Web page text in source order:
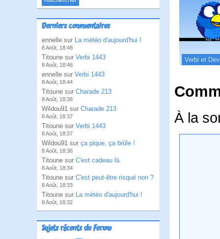
Derniers commentaires
ennelle sur La météo d'aujourd'hui !
8 Août, 18:48
Titoune sur Verbi 1443
8 Août, 18:46
ennelle sur Verbi 1443
8 Août, 18:44
Titoune sur Charade 213
8 Août, 18:38
Wildou91 sur Charade 213
8 Août, 18:37
Titoune sur Verbi 1443
8 Août, 18:37
Wildou91 sur ça pique, ça brûle !
8 Août, 18:36
Titoune sur C'est cadeau là.
8 Août, 18:34
Titoune sur C'est peut-être risqué non ?
8 Août, 18:33
Titoune sur La météo d'aujourd'hui !
8 Août, 18:32
Sujets récents du Forum
Verbi et
À la